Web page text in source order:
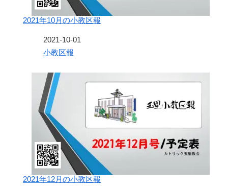
2021年10月の小教区報
2021-10-01
関連理由小教区報
2021年12月の小教区報